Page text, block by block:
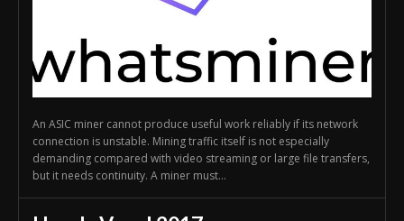
An ASIC miner cannot produce useful work reliably if its network
connection is unstable. Mining traffic itself is not especially
demanding compared with video streaming or large file transfers,
but it needs continuity. A miner must...